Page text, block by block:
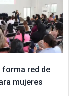
forma red de
mujeres